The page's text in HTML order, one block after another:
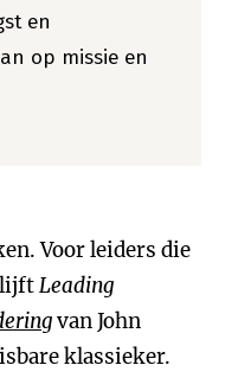
en
op missie en
Voor leiders die
Leading
van John
klassieker.